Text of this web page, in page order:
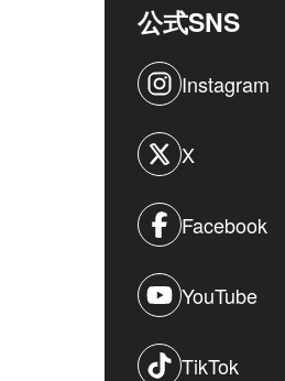
公式SNS
Instagram
X
Facebook
YouTube
TikTok